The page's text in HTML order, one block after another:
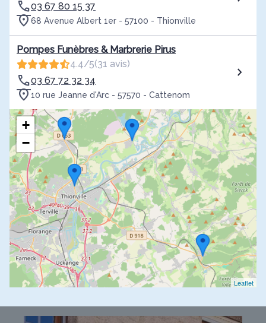
03 67 80 15 37
68 Avenue Albert 1er - 57100 - Thionville
Pompes Funèbres & Marbrerie Pirus
4.4/5(31 avis)
03 67 72 32 34
10 rue Jeanne d'Arc - 57570 - Cattenom
+
−
Leaflet